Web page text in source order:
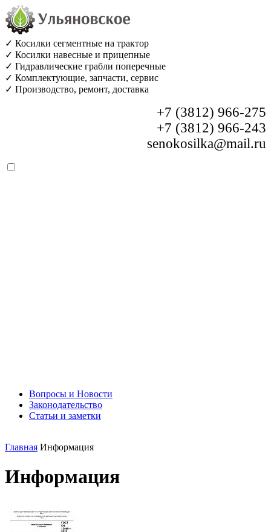
✓ Косилки сегментные на трактор
✓ Косилки навесные и прицепные
✓ Гидравлические грабли поперечные
✓ Комплектующие, запчасти, сервис
✓ Производство, ремонт, доставка
+7 (3812) 966-275
+7 (3812) 966-243
senokosilka@mail.ru
Вопросы и Новости
Законодательство
Статьи и заметки
Главная Информация
Информация